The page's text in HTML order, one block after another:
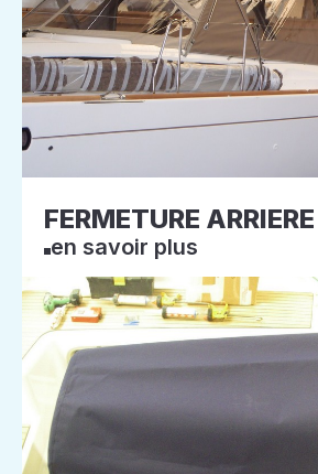
FERMETURE ARRIERE
en savoir plus